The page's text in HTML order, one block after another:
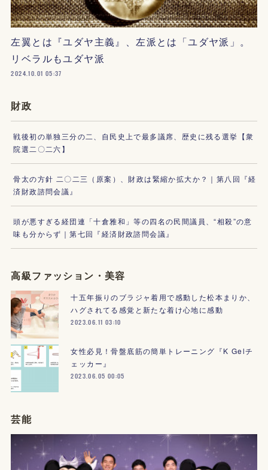
左翼とは『ユダヤ主義』、左派とは「ユダヤ派」。
リベラルもユダヤ派
2024.10.01 05:37
財政
戦後初の単独三分の二、自民史上で最多議席、歴史に残る選挙【衆
院選二〇二六】
骨太の方針 二〇二三（原案）、財政は緊縮か拡大か？｜第八回『経
済財政諮問会議』
頭が悪すぎる経団連「十倉雅和」等の四名の民間議員、“相殺”の意
味も分からず｜第七回『経済財政諮問会議』
高級ファッション・美容
十五年振りのブラジャ着用で感動した松本まりか、
ハグされてる感覚と新たな着け心地に感動
2023.06.11 03:10
女性必見！骨盤底筋の簡単トレーニング『K Gelチ
ェッカー』
2023.06.05 00:05
芸能